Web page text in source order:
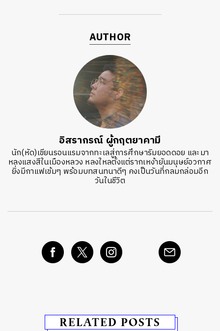
AUTHOR
อิสรากรณ์ ผู้กฤตยาคามี
นัก(หัด)เขียนรอนแรมจากทะเลสู่การศึกษาริมยอดดอย และมา
หลงแสงสีในเมืองหลวง หลงใหลตั้งแต่รากเหง้ายันมนุษย์อวกาศ
ยิ่งมีกาแฟเข้มๆ พร้อมบทสนทนาดีๆ คงเป็นวันที่กลมกล่อมอีก
วันในชีวิต
RELATED POSTS